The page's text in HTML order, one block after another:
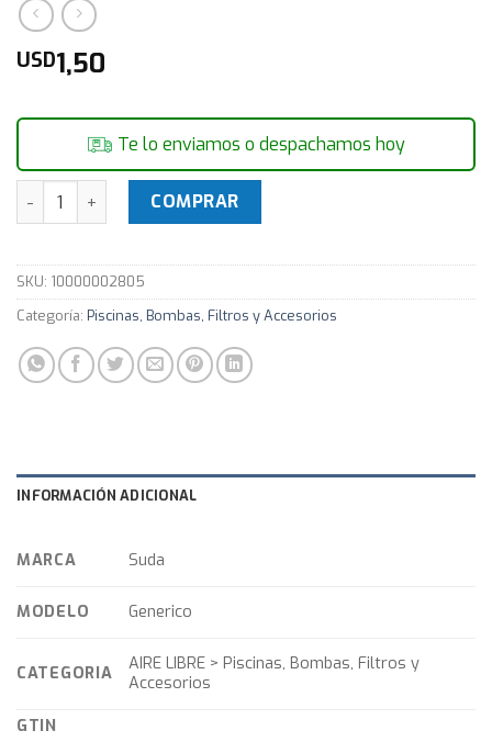
USD1,50
Te lo enviamos o despachamos hoy
BUJE DE RED. LARGO 50X32MM Para Piscina cantidad
COMPRAR
SKU: 10000002805
Categoría: Piscinas, Bombas, Filtros y Accesorios
INFORMACIÓN ADICIONAL
MARCA Suda
MODELO Generico
CATEGORIA
AIRE LIBRE > Piscinas, Bombas, Filtros y
Accesorios
GTIN